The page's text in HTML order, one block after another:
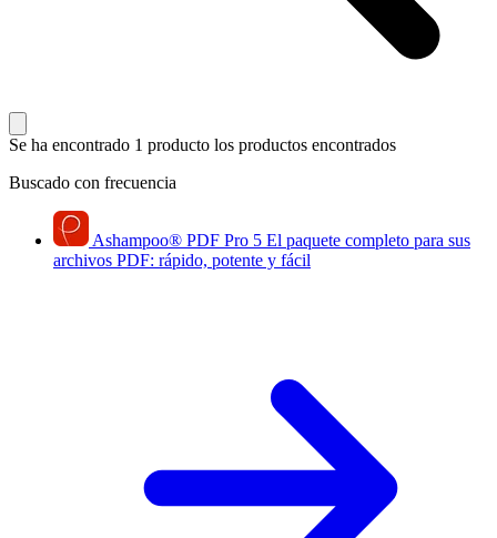
Se ha encontrado 1 producto los productos encontrados
Buscado con frecuencia
Ashampoo® PDF Pro 5 El paquete completo para sus
archivos PDF: rápido, potente y fácil